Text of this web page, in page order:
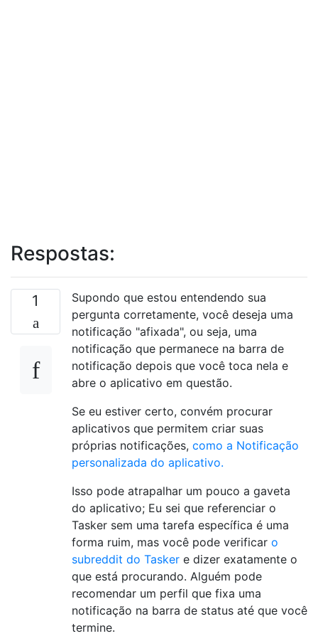
Respostas:
1
Supondo que estou entendendo sua
pergunta corretamente, você deseja uma
notificação "afixada", ou seja, uma
notificação que permanece na barra de
notificação depois que você toca nela e
abre o aplicativo em questão.
Se eu estiver certo, convém procurar
aplicativos que permitem criar suas
próprias notificações, como a Notificação
personalizada do aplicativo.
Isso pode atrapalhar um pouco a gaveta
do aplicativo; Eu sei que referenciar o
Tasker sem uma tarefa específica é uma
forma ruim, mas você pode verificar o
subreddit do Tasker e dizer exatamente o
que está procurando. Alguém pode
recomendar um perfil que fixa uma
notificação na barra de status até que você
termine.